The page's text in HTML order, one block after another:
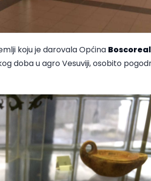
koju je darovala Općina
doba u agro Vesuviji, osobito